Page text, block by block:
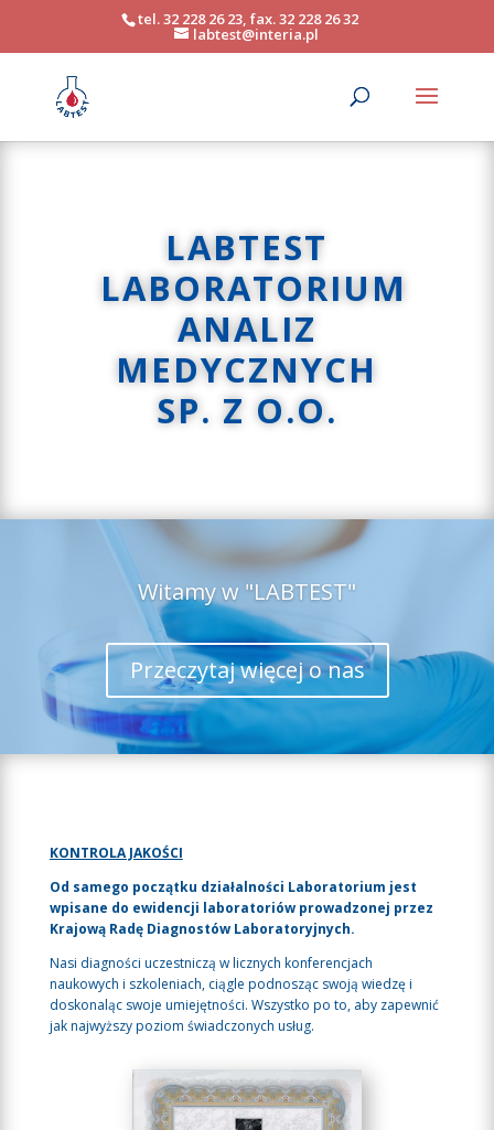
tel. 32 228 26 23, fax. 32 228 26 32
labtest@interia.pl
LABTEST
LABORATORIUM
ANALIZ
MEDYCZNYCH
SP. Z O.O.
Witamy w "LABTEST"
Przeczytaj więcej o nas
KONTROLA JAKOŚCI
Od samego początku działalności Laboratorium jest
wpisane do ewidencji laboratoriów prowadzonej przez
Krajową Radę Diagnostów Laboratoryjnych.
Nasi diagności uczestniczą w licznych konferencjach
naukowych i szkoleniach, ciągle podnosząc swoją wiedzę i
doskonaląc swoje umiejętności. Wszystko po to, aby zapewnić
jak najwyższy poziom świadczonych usług.